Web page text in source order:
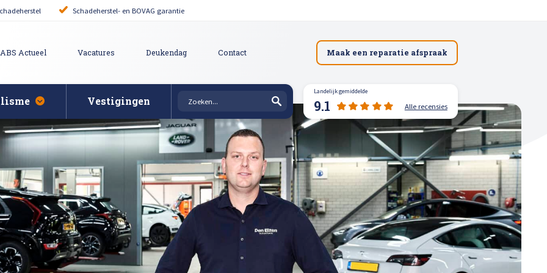
Schadeherstel- en BOVAG garantie
ABS Actueel Vacatures Deukendag Contact Maak een reparatie afspraak
bij schade Auto uitdeuken zonder spuiten
reparatie Bumper herstellen
polijsten en afstellen Krassen verwijderen
Schadeherstel Lakschade herstellen
Steenslag herstellen
herstellen Hagelschade herstellen
Vestigingen
Landelijk gemiddelde
9.1 Alle recensies
Afspraak maken